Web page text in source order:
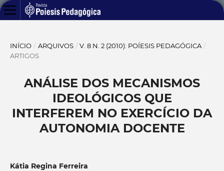
INÍCIO / ARQUIVOS / V. 8 N. 2 (2010): POÍESIS PEDAGÓGICA /
ARTIGOS
ANÁLISE DOS MECANISMOS
IDEOLÓGICOS QUE
INTERFEREM NO EXERCÍCIO DA
AUTONOMIA DOCENTE
Kátia Regina Ferreira